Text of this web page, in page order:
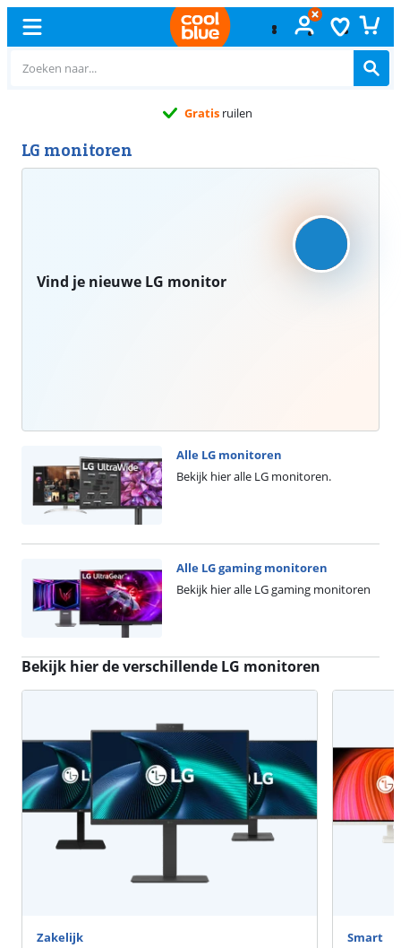
Gratis ruilen
LG monitoren
Vind je nieuwe LG monitor
Alle LG monitoren
Bekijk hier alle LG monitoren.
Alle LG gaming monitoren
Bekijk hier alle LG gaming monitoren
Bekijk hier de verschillende LG monitoren
Zakelijk
Smart